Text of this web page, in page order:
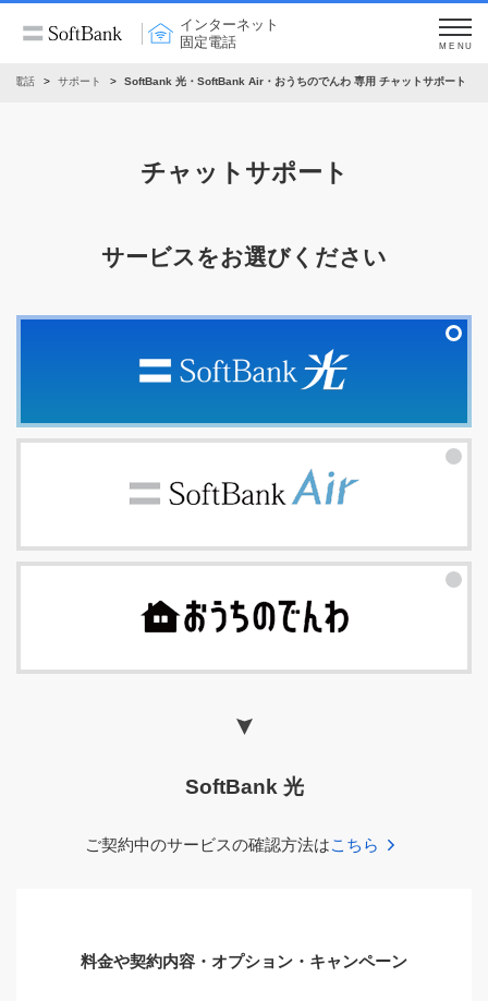
インターネット
固定電話
MENU
定電話 サポート SoftBank 光・SoftBank Air・おうちのでんわ 専用 チャットサポート
チャットサポート
サービスをお選びください
SoftBank 光
ご契約中のサービスの確認方法はこちら
料金や契約内容・オプション・キャンペーン